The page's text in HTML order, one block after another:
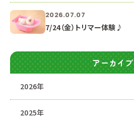
2026.07.07
7/24（金）トリマー体験♪
アーカイブ
2026年
2025年